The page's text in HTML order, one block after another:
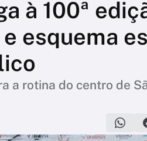
à 100ª
esquema
a rotina do centro de